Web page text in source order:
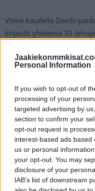
Personal Information
If you wish to opt-out of
processing of your
targeted advertising by
section to confirm your
opt-out request is
interest-based ads
us or personal
your opt-out. You may
disclosure of your
IAB’s list of downstream
Viime kaudella Devils-
kirjautti yhteensä 33
Columbus on selvästi
umpisurkean viime
että Jarmo Kekäläinen
perässä.